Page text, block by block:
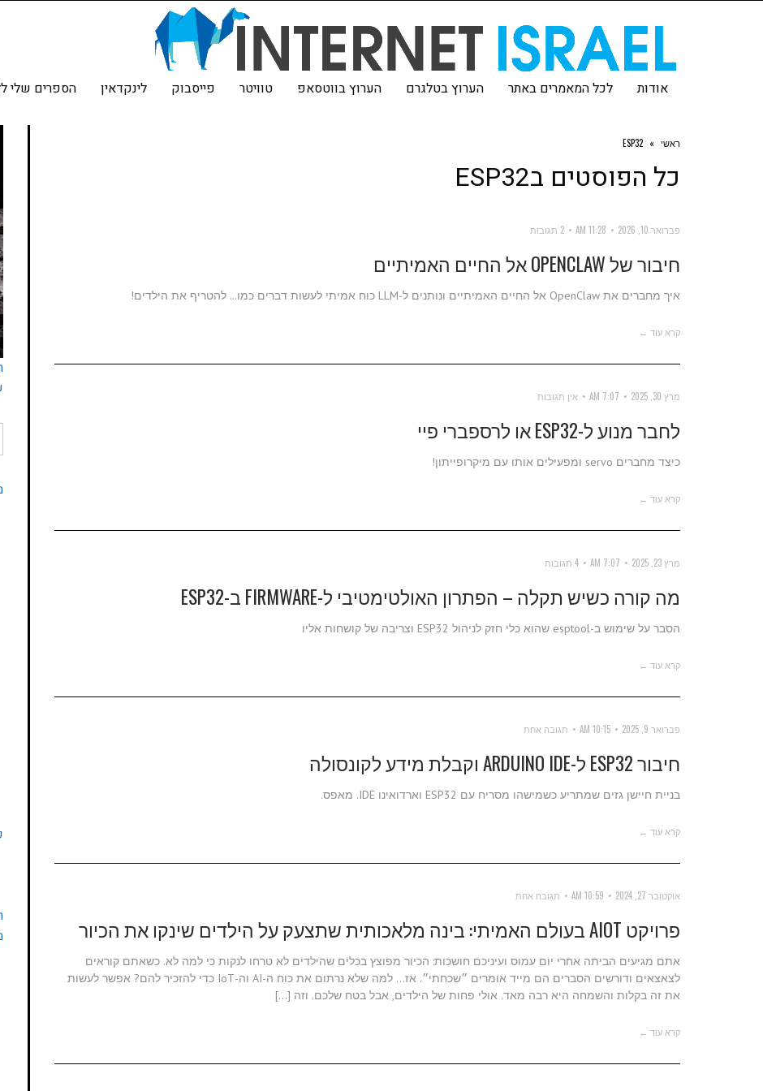
אודות לכל המאמרים באתר הערוץ בטלגרם הערוץ בווטסאפ טוויטר פייסבוק לינקדאין הספרים שלי
ראשי »
ESP32
כל הפוסטים בESP32
פברואר 10, 2026 11:28 AM 2 תגובות
חיבור של OPENCLAW אל החיים האמיתיים
איך מחברים את OpenClaw אל החיים האמיתיים ונותנים ל-LLM כוח אמיתי לעשות דברים כמו... להטריף את הילדים!
קרא עוד ←
מרץ 30, 2025 7:07 AM אין תגובות
לחבר מנוע ל-ESP32 או לרספברי פיי
כיצד מחברים servo ומפעילים אותו עם מיקרופייתון!
קרא עוד ←
מרץ 23, 2025 7:07 AM 4 תגובות
מה קורה כשיש תקלה – הפתרון האולטימטיבי ל-FIRMWARE ב-ESP32
הסבר על שימוש ב-esptool שהוא כלי חזק לניהול ESP32 וצריבה של קושחות אליו
קרא עוד ←
פברואר 9, 2025 10:15 AM תגובה אחת
חיבור ESP32 ל-ARDUINO IDE וקבלת מידע לקונסולה
בניית חיישן גזים שמתריע כשמישהו מסריח עם ESP32 וארדואינו IDE. מאפס.
קרא עוד ←
אוקטובר 27, 2024 10:59 AM תגובה אחת
פרויקט AIOT בעולם האמיתי: בינה מלאכותית שתצעק על הילדים שינקו את הכיור
אתם מגיעים הביתה אחרי יום עמוס ועיניכם חושכות: הכיור מפוצץ בכלים שהילדים לא טרחו לנקות כי למה לא. כשאתם קוראים
לצאצאים ודורשים הסברים הם מייד אומרים ״שכחתי״. אז… למה שלא נרתום את כוח ה-AI וה-IoT כדי להזכיר להם? אפשר לעשות
את זה בקלות והשמחה היא רבה מאד. אולי פחות של הילדים, אבל בטח שלכם. וזה […]
קרא עוד ←